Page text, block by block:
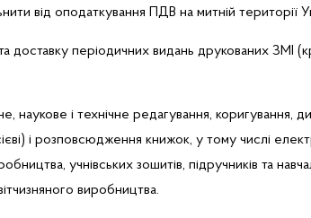
від оподаткування ПДВ на митній території
доставку періодичних видань друкованих ЗМІ
наукове і технічне редагування, коригування,
і розповсюдження книжок, у тому числі
учнівських зошитів, підручників та
виробництва.